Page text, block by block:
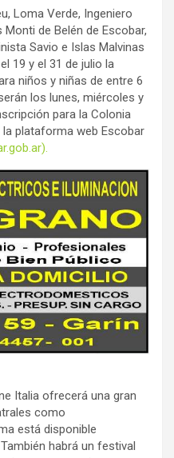
Loma Verde, Ingeniero
de Belén de Escobar,
Savio e Islas Malvinas
19 y el 31 de julio la
niños y niñas de entre 6
los lunes, miércoles y
para la Colonia
plataforma web Escobar
Italia ofrecerá una gran
como
está disponible
habrá un festival